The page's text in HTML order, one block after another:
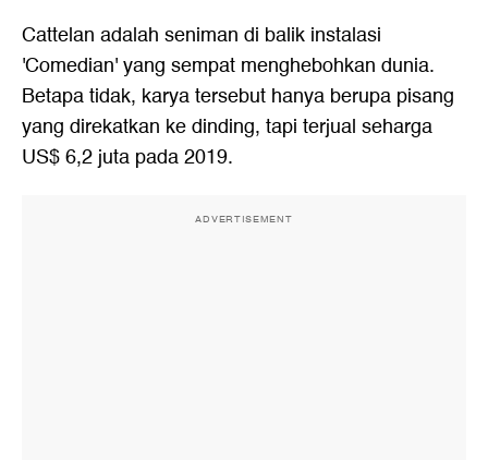
Cattelan adalah seniman di balik instalasi
'Comedian' yang sempat menghebohkan dunia.
Betapa tidak, karya tersebut hanya berupa pisang
yang direkatkan ke dinding, tapi terjual seharga
US$ 6,2 juta pada 2019.
ADVERTISEMENT